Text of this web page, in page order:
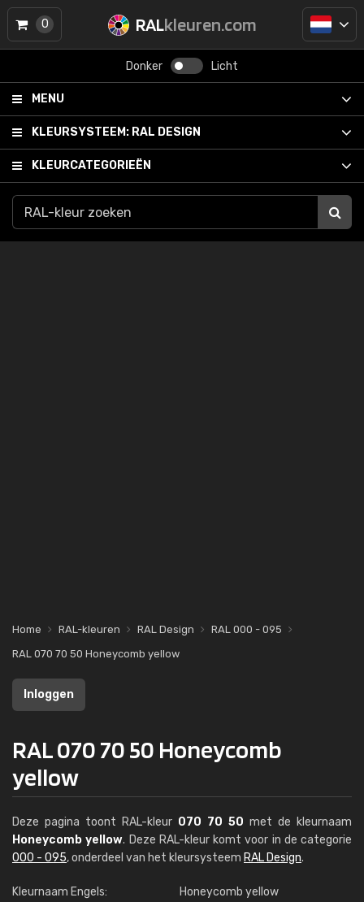
RALkleuren.com
Donker Licht
MENU
KLEURSYSTEEM: RAL DESIGN
KLEURCATEGORIEËN
0
Home RAL-kleuren RAL Design
RAL 000 - 095
RAL 070 70 50 Honeycomb yellow
Inloggen
RAL 070 70 50 Honeycomb
yellow
Deze pagina toont RAL-kleur 070 70 50 met de kleurnaam
Honeycomb yellow. Deze RAL-kleur komt voor in de categorie
000 - 095, onderdeel van het kleursysteem RAL Design.
Kleurnaam Engels:
Honeycomb yellow